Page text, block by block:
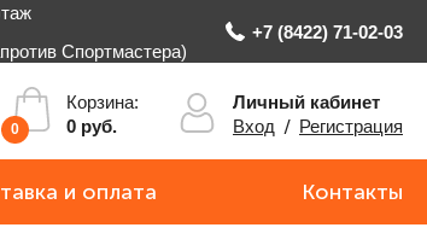
Спортмастера)
+7 (8422) 71-02-03
0
Корзина:
0 руб.
Личный кабинет
Вход / Регистрация
и оплата Контакты